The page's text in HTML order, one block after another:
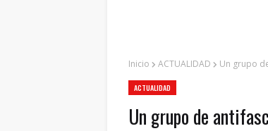
Inicio ACTUALIDAD Un grupo
ACTUALIDAD
Un grupo de